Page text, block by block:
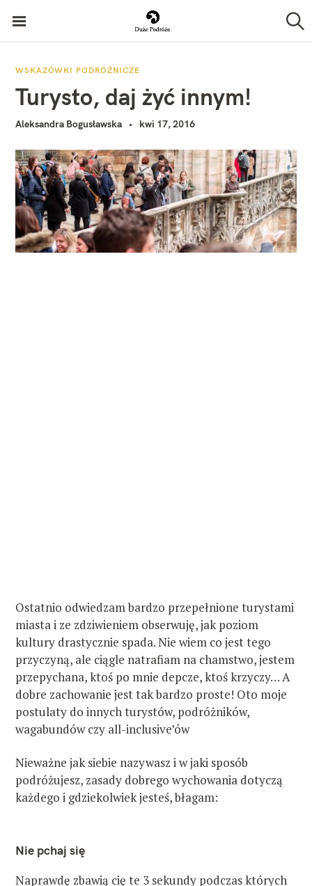
z
WSKAZÓWKI PODRÓŻNICZE
Turysto, daj żyć innym!
Aleksandra Bogusławska kwi 17, 2016
Ostatnio odwiedzam bardzo przepełnione turystami
miasta i ze zdziwieniem obserwuję, jak poziom
kultury drastycznie spada. Nie wiem co jest tego
przyczyną, ale ciągle natrafiam na chamstwo, jestem
przepychana, ktoś po mnie depcze, ktoś krzyczy… A
dobre zachowanie jest tak bardzo proste! Oto moje
postulaty do innych turystów, podróżników,
wagabundów czy all-inclusive’ów
Nieważne jak siebie nazywasz i w jaki sposób
podróżujesz, zasady dobrego wychowania dotyczą
każdego i gdziekolwiek jesteś, błagam:
Nie pchaj się
Naprawdę zbawią cię te 3 sekundy podczas których